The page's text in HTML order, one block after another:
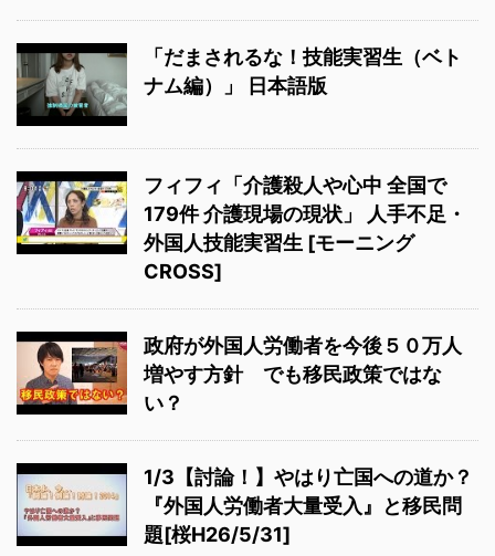
「だまされるな！技能実習生（ベト
ナム編）」 日本語版
フィフィ「介護殺人や心中 全国で
179件 介護現場の現状」 人手不足・
外国人技能実習生 [モーニング
CROSS]
政府が外国人労働者を今後５０万人
増やす方針 でも移民政策ではな
い？
1/3【討論！】やはり亡国への道か？
『外国人労働者大量受入』と移民問
題[桜H26/5/31]